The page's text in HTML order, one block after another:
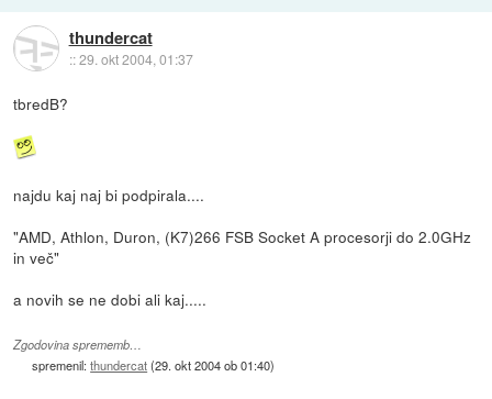
thundercat
::29. okt 2004, 01:37
tbredB?
najdu kaj naj bi podpirala....
"AMD, Athlon, Duron, (K7)266 FSB Socket A procesorji do 2.0GHz
in več"
a novih se ne dobi ali kaj.....
Zgodovina sprememb…
spremenil:thundercat(29. okt 2004 ob 01:40)